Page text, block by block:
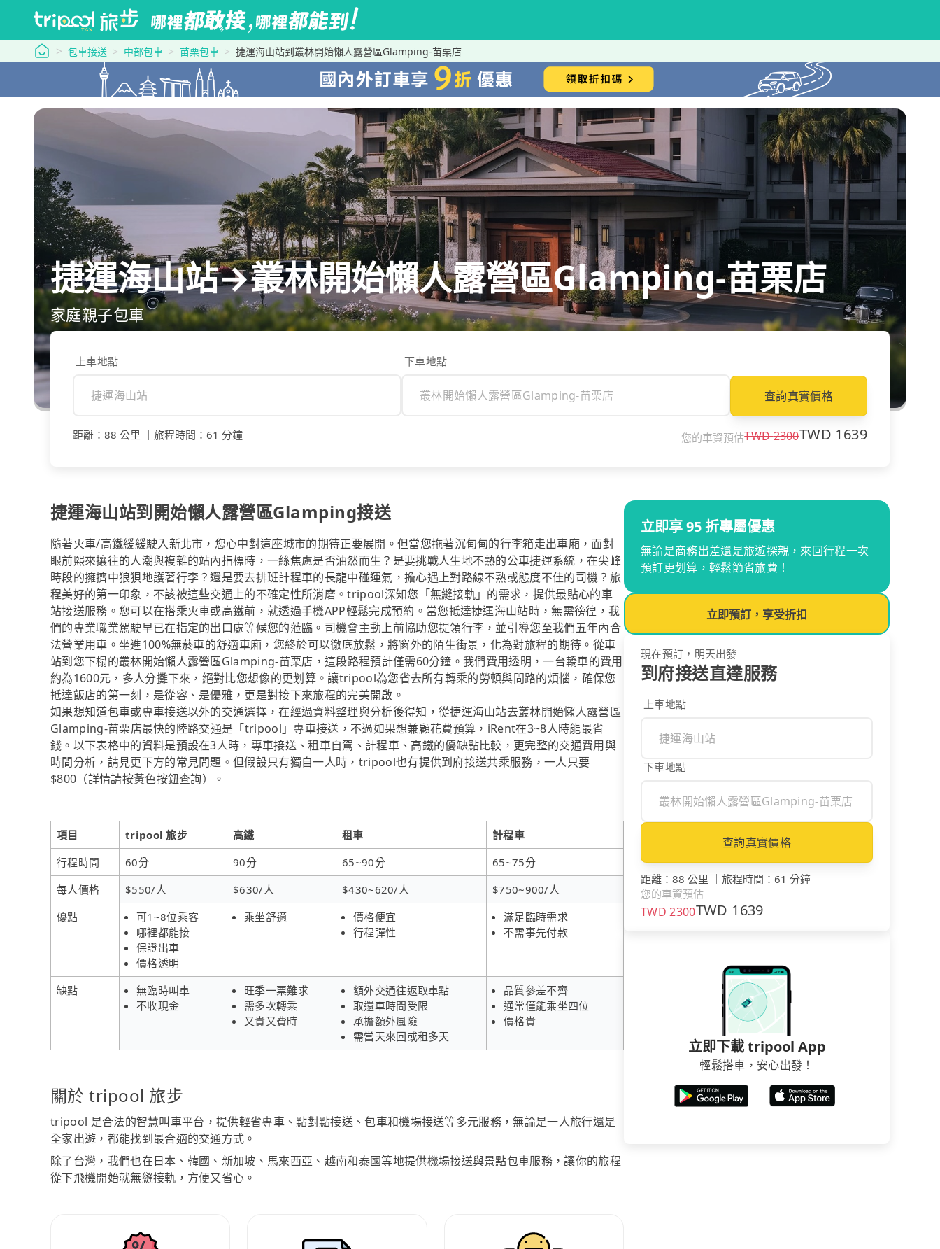
tripool 旅步
包車接送 中部包車 苗栗包車 捷運海山站到叢林開始懶人露營區Glamping-苗栗店
捷運海山站→叢林開始懶人露營區Glamping-苗栗店
家庭親子包車
上車地點 下車地點
查詢真實價格
距離 ： 88 公里 旅程時間 ： 61 分鐘 您的車資預估TWD2300TWD 1639
捷運海山站到開始懶人露營區Glamping接送
隨著火車/高鐵緩緩駛入新北市，您心中對這座城市的期待正要展開。但當您拖著沉甸甸的行李箱走出車廂，面對
眼前熙來攘往的人潮與複雜的站內指標時，一絲焦慮是否油然而生？是要挑戰人生地不熟的公車捷運系統，在尖峰
時段的擁擠中狼狽地護著行李？還是要去排班計程車的長龍中碰運氣，擔心遇上對路線不熟或態度不佳的司機？旅
程美好的第一印象，不該被這些交通上的不確定性所消磨。tripool深知您「無縫接軌」的需求，提供最貼心的車
站接送服務。您可以在搭乘火車或高鐵前，就透過手機APP輕鬆完成預約。當您抵達捷運海山站時，無需徬徨，我
們的專業職業駕駛早已在指定的出口處等候您的蒞臨。司機會主動上前協助您提領行李，並引導您至我們五年內合
法營業用車。坐進100%無菸車的舒適車廂，您終於可以徹底放鬆，將窗外的陌生街景，化為對旅程的期待。從車
站到您下榻的叢林開始懶人露營區Glamping-苗栗店，這段路程預計僅需60分鐘。我們費用透明，一台轎車的費用
約為1600元，多人分攤下來，絕對比您想像的更划算。讓tripool為您省去所有轉乘的勞頓與問路的煩惱，確保您
抵達飯店的第一刻，是從容、是優雅，更是對接下來旅程的完美開啟。
如果想知道包車或專車接送以外的交通選擇，在經過資料整理與分析後得知，從捷運海山站去叢林開始懶人露營區
Glamping-苗栗店最快的陸路交通是「tripool」專車接送，不過如果想兼顧花費預算，iRent在3~8人時能最省
錢。以下表格中的資料是預設在3人時，專車接送、租車自駕、計程車、高鐵的優缺點比較，更完整的交通費用與
時間分析，請見更下方的常見問題。但假設只有獨自一人時，tripool也有提供到府接送共乘服務，一人只要
$800（詳情請按黃色按鈕查詢）。
項目 tripool 旅步 高鐵 租車
計程車
行程時間
60分 90分 65~90分
65~75分
每人價格
$550/人 $630/人 $430~620/人
$750~900/人
優點
可1~8位乘客
哪裡都能接
保證出車
價格透明
乘坐舒適
價格便宜
行程彈性
滿足臨時需求
不需事先付款
缺點
無臨時叫車
不收現金
旺季一票難求
需多次轉乘
又貴又費時
額外交通往返取車點
取還車時間受限
承擔額外風險
需當天來回或租多天
品質參差不齊
通常僅能乘坐四位
價格貴
關於 tripool 旅步
tripool 是合法的智慧叫車平台，提供輕省專車、點對點接送、包車和機場接送等多元服務，無論是一人旅行還是
全家出遊，都能找到最合適的交通方式。
除了台灣，我們也在日本、韓國、新加坡、馬來西亞、越南和泰國等地提供機場接送與景點包車服務，讓你的旅程
從下飛機開始就無縫接軌，方便又省心。
立即享 95 折專屬優惠
無論是商務出差還是旅遊探親，來回行程一次
預訂更划算，輕鬆節省旅費！
立即預訂，享受折扣
現在預訂，明天出發
到府接送直達服務
上車地點
下車地點
查詢真實價格
距離 ： 88 公里 ｜ 旅程時間 ： 61 分鐘
您的車資預估
TWD2300TWD 1639
立即下載 tripool App
輕鬆搭車，安心出發！